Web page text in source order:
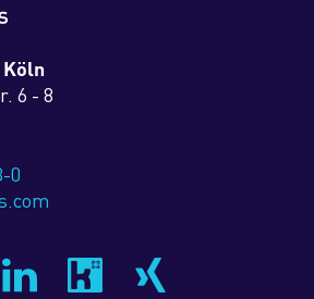
6 - 8
0